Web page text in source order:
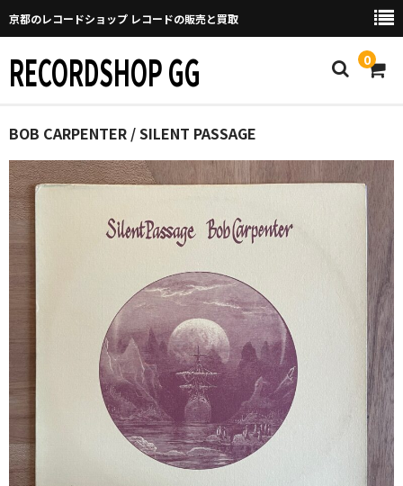
京都のレコードショップ レコードの販売と買取
RECORDSHOP GG 0
Home
マイページ
GGについて
買取について
取り置きなどについて
New Arrivals
新譜
GG RECORD （当店のレーベル）
BOB CARPENTER / SILENT PASSAGE